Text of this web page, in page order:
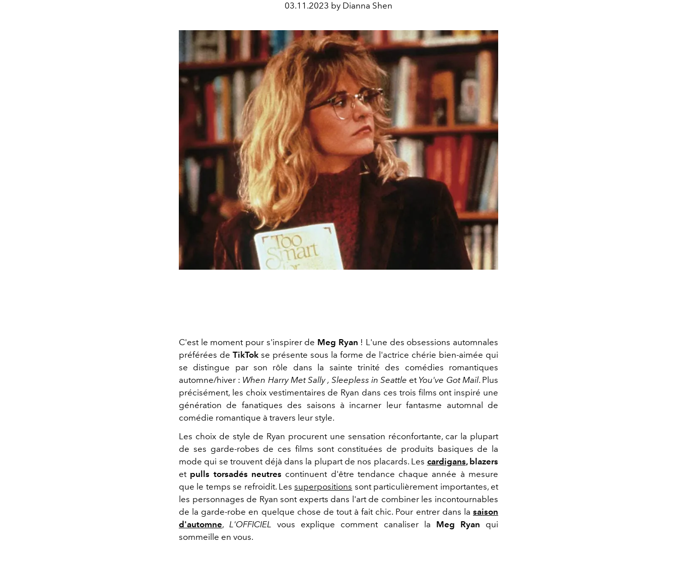
03.11.2023 by Dianna Shen
C'est le moment pour s'inspirer de Meg Ryan ! L'une des obsessions automnales
préférées de TikTok se présente sous la forme de l'actrice chérie bien-aimée qui
se distingue par son rôle dans la sainte trinité des comédies romantiques
automne/hiver : When Harry Met Sally , Sleepless in Seattle et You've Got Mail. Plus
précisément, les choix vestimentaires de Ryan dans ces trois films ont inspiré une
génération de fanatiques des saisons à incarner leur fantasme automnal de
comédie romantique à travers leur style.
Les choix de style de Ryan procurent une sensation réconfortante, car la plupart
de ses garde-robes de ces films sont constituées de produits basiques de la
mode qui se trouvent déjà dans la plupart de nos placards. Les cardigans, blazers
etpulls torsadés neutres continuent d'être tendance chaque année à mesure
que le temps se refroidit. Lessuperpositions sont particulièrement importantes, et
les personnages de Ryan sont experts dans l'art de combiner les incontournables
de la garde-robe en quelque chose de tout à fait chic. Pour entrer dans la saison
d'automne, L'OFFICIEL vous explique comment canaliser la Meg Ryan qui
sommeille en vous.